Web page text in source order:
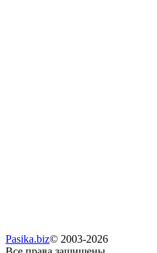
Pasika.biz© 2003-2026